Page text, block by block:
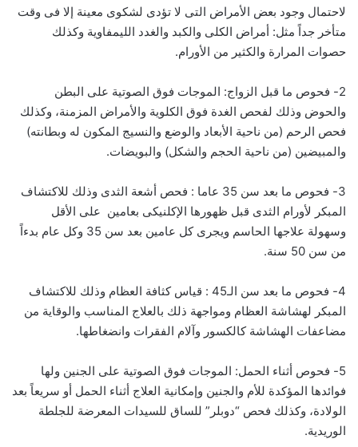
لاحتمال وجود بعض الأمراض التى لا تؤدى لشكوى معينة إلا فى وقت
متأخر جداً مثل: أمراض الكلى والكبد والغدد الليمفاوية وكذلك
حصوات المرارة والكثير من الأورام.
2- فحوص ما قبل الزواج: الموجات فوق الصوتية على البطن
والحوض وذلك لفحص الغدة فوق الكلوية والأمراض المزمنة، وكذلك
فحص الرحم (من ناحية الأبعاد والوضع والنسيج المكون له وبطانته)
والمبيضين (من ناحية الحجم والشكل) والبويضات.
3- فحوص ما بعد سن 35 عاما : فحص أشعة الثدى وذلك للاكتشاف
المبكر لأورام الثدى قبل ظهورها الإكلنيكى بعامين على الأقل
وسهولة علاجها الحاسم ويجرى كل عامين بعد سن 35 وكل عام بدءاً
من سن 50 سنة.
4- فحوص ما بعد سن الـ45 : قياس كثافة العظام وذلك للاكتشاف
المبكر لهشاشة العظام ومواجهة ذلك بالعلاج المناسب والوقاية من
مضاعفات الهشاشة كالكسور وآلام الفقرات وانضغاطها.
5- فحوص أثناء الحمل: الموجات فوق الصوتية على الجنين ولها
فوائدها المؤكدة للأم والجنين وإمكانية العلاج أثناء الحمل أو سريعاً بعد
الولادة، وكذلك فحص “دوبلر” للساق للسيدات المعرضة للجلطة
الوريدية.